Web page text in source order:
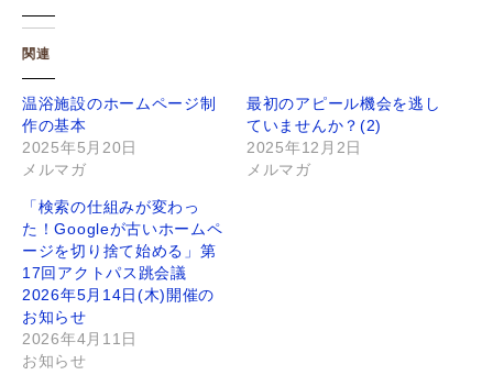
関連
温浴施設のホームページ制
作の基本
2025年5月20日
メルマガ
最初のアピール機会を逃し
ていませんか？(2)
2025年12月2日
メルマガ
「検索の仕組みが変わっ
た！Googleが古いホームペ
ージを切り捨て始める」第
17回アクトパス跳会議
2026年5月14日(木)開催の
お知らせ
2026年4月11日
お知らせ